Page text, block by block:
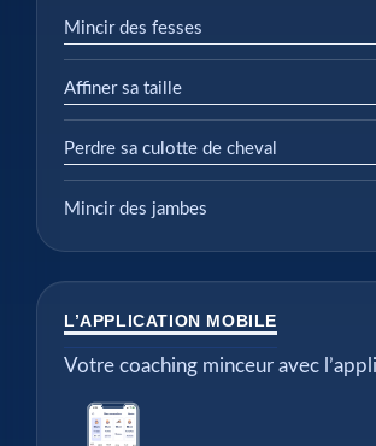
Mincir des fesses
Affiner sa taille
Perdre sa culotte de cheval
Mincir des jambes
L’APPLICATION MOBILE
Votre coaching minceur avec